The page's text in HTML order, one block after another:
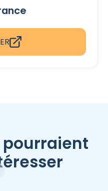
pourraient